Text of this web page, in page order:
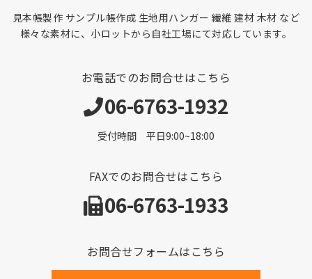
見本帳製作 サンプル帳作成 生地用ハンガー 繊維 建材 木材 など
様々な素材に、小ロットから自社工場にて対応しています。
お電話でのお問合せはこちら
06-6763-1932
受付時間 平日9:00~18:00
FAXでのお問合せはこちら
06-6763-1933
お問合せフォームはこちら